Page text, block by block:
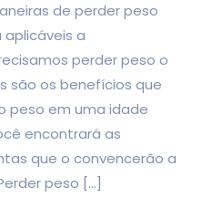
de perder peso
a
perder peso o
são os benefícios que
peso em uma idade
encontrará as
que o convencerão a
peso […]